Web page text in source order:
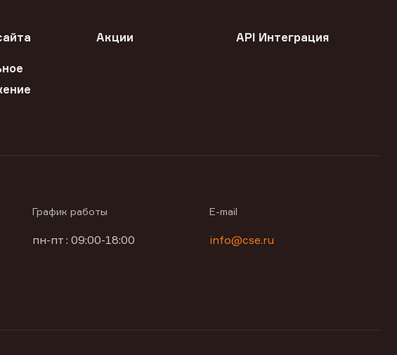
Акции API Интеграция
График работы
пн-пт : 09:00-18:00
E-mail
info@cse.ru